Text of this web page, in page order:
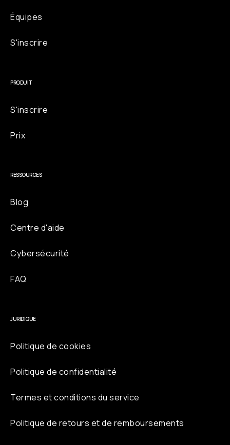
Équipes
S'inscrire
PRODUIT
S'inscrire
Prix
RESSOURCES
Blog
Centre d'aide
Cybersécurité
FAQ
JURIDIQUE
Politique de cookies
Politique de confidentialité
Termes et conditions du service
Politique de retours et de remboursements